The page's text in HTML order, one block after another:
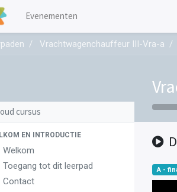
Evenementen
Vrachtwagenchauffeur III-Vra-a
cursus
EN INTRODUCTIE
Welkom
Toegang tot dit leerpad
Contact
A -